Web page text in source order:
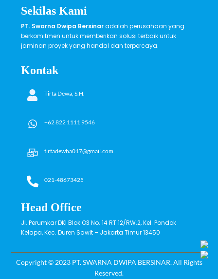
Sekilas Kami
PT. Swarna Dwipa Bersinaradalah perusahaan yang
berkomitmen untuk memberikan solusi terbaik untuk
jaminan proyek yang handal dan terpercaya.
Kontak
Tirta Dewa, S.H.
+62 822 1111 9546
tirtadewha017@gmail.com
021-48673425
Head Office
Jl. Perumkar DKI Blok O3 No. 14 RT.12/RW.2, Kel. Pondok
Kelapa, Kec. Duren Sawit – Jakarta Timur 13450
Copyright © 2023 PT. SWARNA DWIPA BERSINAR. All Rights
Reserved.